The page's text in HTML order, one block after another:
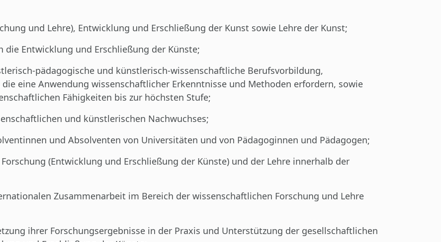
und Lehre), Entwicklung und Erschließung der Kunst sowie Lehre der Kunst;
Entwicklung und Erschließung der Künste;
pädagogische und künstlerisch-wissenschaftliche Berufsvorbildung,
eine Anwendung wissenschaftlicher Erkenntnisse und Methoden erfordern, sowie
Fähigkeiten bis zur höchsten Stufe;
und künstlerischen Nachwuchses;
und Absolventen von Universitäten und von Pädagoginnen und Pädagogen;
(Entwicklung und Erschließung der Künste) und der Lehre innerhalb der
Zusammenarbeit im Bereich der wissenschaftlichen Forschung und Lehre
ihrer Forschungsergebnisse in der Praxis und Unterstützung der gesellschaftlichen